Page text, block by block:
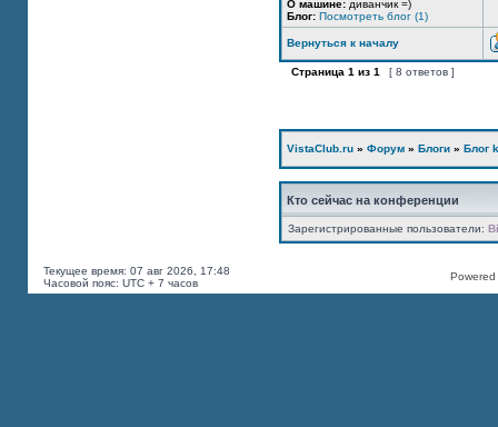
О машине: диванчик =)
Блог: Посмотреть блог (1)
Вернуться к началу
Страница 1 из 1 [ 8 ответов ]
VistaClub.ru » Форум » Блоги » Блог
Кто сейчас на конференции
Зарегистрированные пользователи:
Текущее время: 07 авг 2026, 17:48
Часовой пояс: UTC + 7 часов